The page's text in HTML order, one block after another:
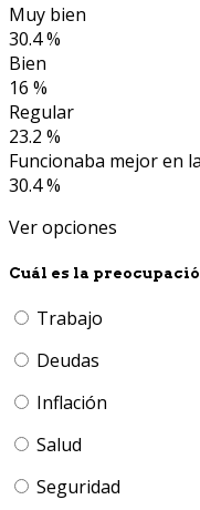
Muy bien
30.4 %
Bien
16 %
Regular
23.2 %
Funcionaba mejor en
30.4 %
Ver opciones
Cuál es la
Trabajo
Deudas
Inflación
Salud
Seguridad